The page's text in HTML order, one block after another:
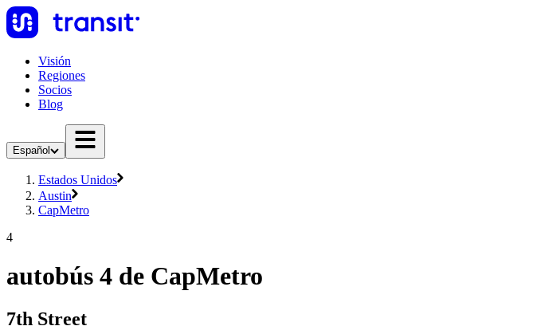
Visión
Regiones
Socios
Blog
Español
Estados Unidos
Austin
CapMetro
4
autobús 4 de CapMetro
7th Street